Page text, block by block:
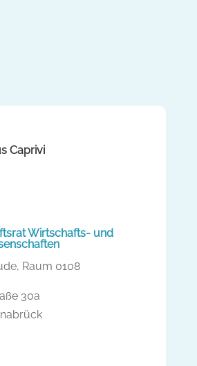
Caprivi
Wirtschafts- und
Raum 0108
30a